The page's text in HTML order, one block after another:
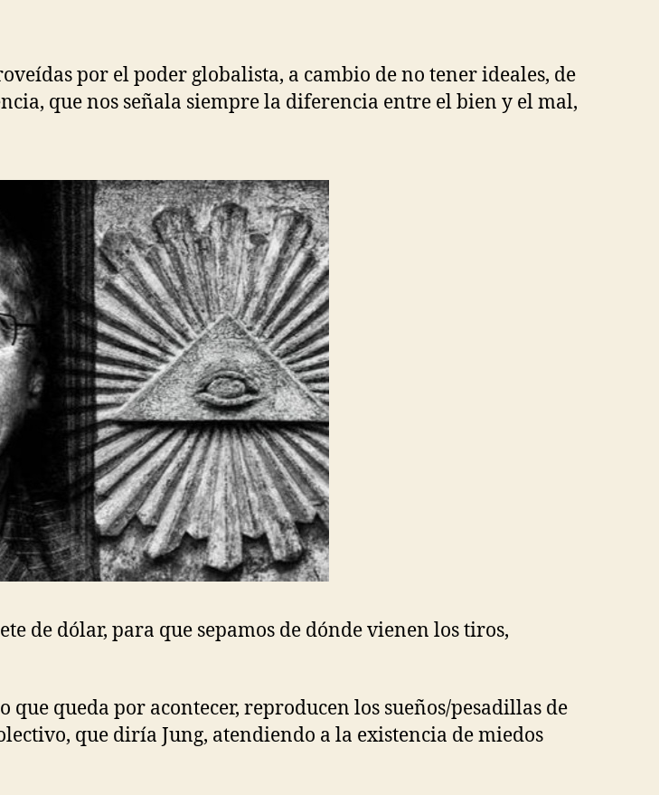
por el poder globalista, a cambio de no tener ideales, de
que nos señala siempre la diferencia entre el bien y el mal,
de dólar, para que sepamos de dónde vienen los tiros,
que queda por acontecer, reproducen los sueños/pesadillas de
que diría Jung, atendiendo a la existencia de miedos